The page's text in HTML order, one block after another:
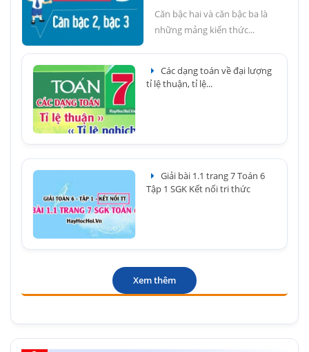
Căn bậc hai và căn bậc ba là
những mảng kiến thức...
Các dạng toán về đại lượng
tỉ lệ thuận, tỉ lệ...
Giải bài 1.1 trang 7 Toán 6
Tập 1 SGK Kết nối tri thức
Xem thêm